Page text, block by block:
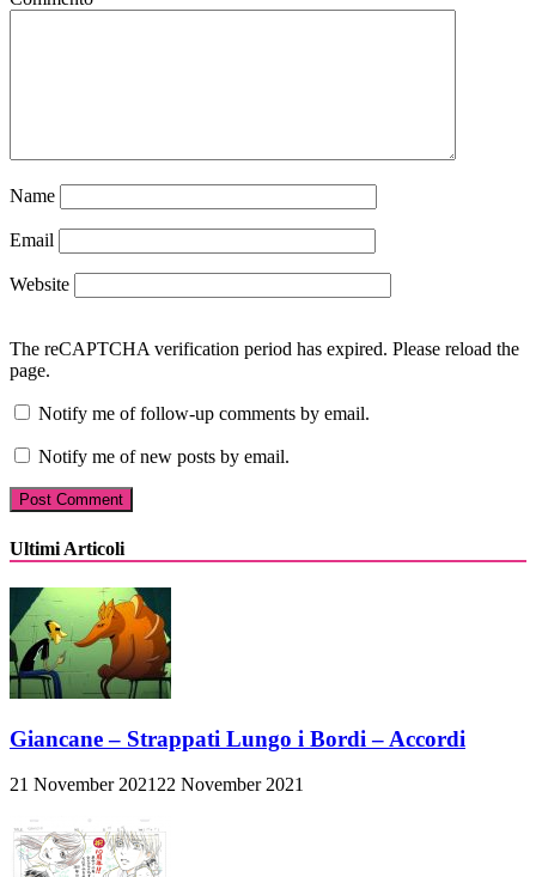
Name
Email
Website
The reCAPTCHA verification period has expired. Please reload the
page.
Notify me of follow-up comments by email.
Notify me of new posts by email.
Ultimi Articoli
Giancane – Strappati Lungo i Bordi – Accordi
21 November 2021 22 November 2021